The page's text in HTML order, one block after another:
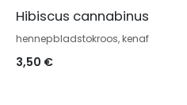
Hibiscus cannabinus
hennepbladstokroos, kenaf
3,50 €